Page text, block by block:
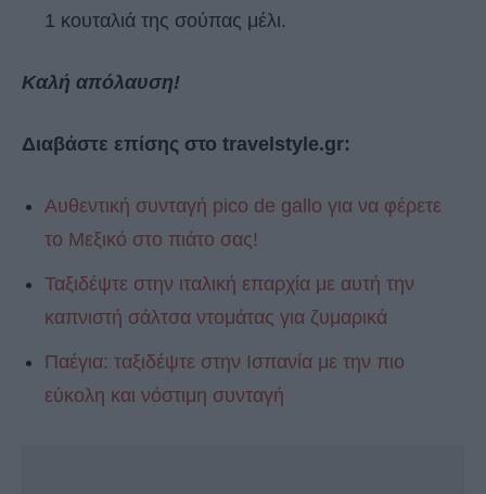
1 κουταλιά της σούπας μέλι.
Καλή απόλαυση!
Διαβάστε επίσης στο travelstyle.gr:
Αυθεντική συνταγή pico de gallo για να φέρετε
το Μεξικό στο πιάτο σας!
Ταξιδέψτε στην ιταλική επαρχία με αυτή την
καπνιστή σάλτσα ντομάτας για ζυμαρικά
Παέγια: ταξιδέψτε στην Ισπανία με την πιο
εύκολη και νόστιμη συνταγή